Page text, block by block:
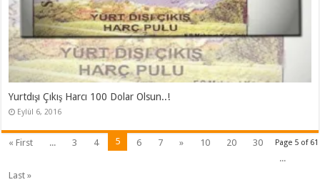
Yurtdışı Çıkış Harcı 100 Dolar Olsun..!
Eylül 6, 2016
Page 5 of 61
« First ... 3 4 5 6 7 » 10 20
30
...
Last »